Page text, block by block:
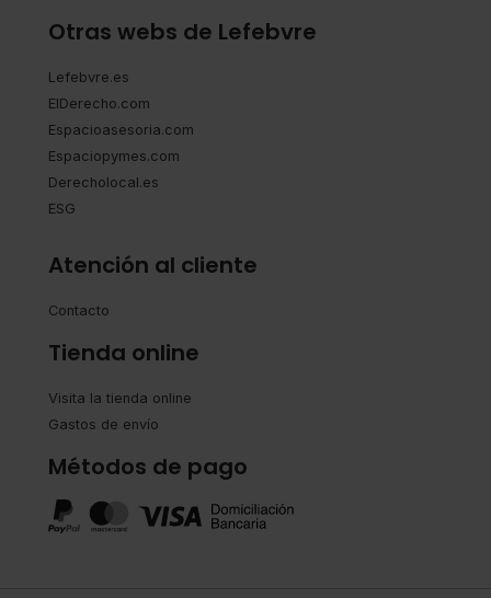
Otras webs de Lefebvre
Lefebvre.es
ElDerecho.com
Espacioasesoria.com
Espaciopymes.com
Derecholocal.es
ESG
Atención al cliente
Contacto
Tienda online
Visita la tienda online
Gastos de envío
Métodos de pago